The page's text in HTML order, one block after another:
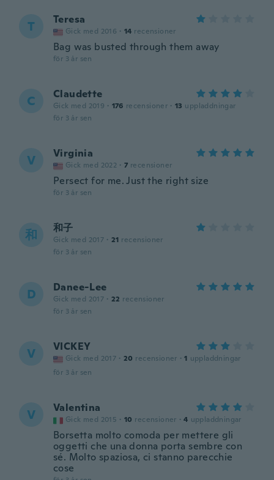
T Teresa
Gick med 2016 · 14 recensioner
Bag was busted through them away
för 3 år sen
C Claudette
Gick med 2019 · 176 recensioner · 13 uppladdningar
för 3 år sen
V Virginia
Gick med 2022 · 7 recensioner
Persect for me. Just the right size
för 3 år sen
和 和子
Gick med 2017 · 21 recensioner
för 3 år sen
D Danee-Lee
Gick med 2017 · 22 recensioner
för 3 år sen
V VICKEY
Gick med 2017 · 20 recensioner · 1 uppladdningar
för 3 år sen
V Valentina
Gick med 2015 · 10 recensioner · 4 uppladdningar
Borsetta molto comoda per mettere gli
oggetti che una donna porta sembre con
sé. Molto spaziosa, ci stanno parecchie
cose